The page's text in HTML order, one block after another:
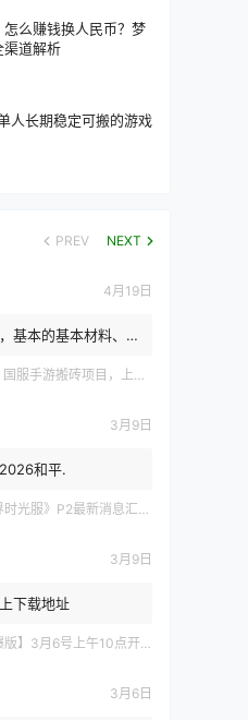
怎么赚钱换人民币？梦
渠道解析
人长期稳定可搬的游戏
PREV NEXT
4月19日
基本的基本材料、白
...
砖项目，上手简单稳定吃肉，适合长期搬砖！
3月9日
和平.
》P2最新消息汇总，九大硬核干货速报
3月9日
下载地址
版】3月6号上午10点开服
3月6日